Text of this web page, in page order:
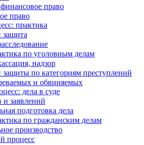
право
право
практика
по уголовным делам
надзор
по категориям преступлений
и обвиняемых
дела в суде
заявлений
подготовка дела
по гражданским делам
производство
процесс